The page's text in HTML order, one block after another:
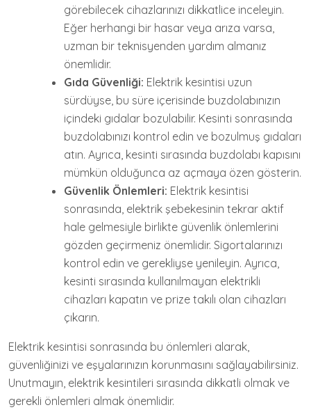
görebilecek cihazlarınızı dikkatlice inceleyin.
Eğer herhangi bir hasar veya arıza varsa,
uzman bir teknisyenden yardım almanız
önemlidir.
Gıda Güvenliği: Elektrik kesintisi uzun
sürdüyse, bu süre içerisinde buzdolabınızın
içindeki gıdalar bozulabilir. Kesinti sonrasında
buzdolabınızı kontrol edin ve bozulmuş gıdaları
atın. Ayrıca, kesinti sırasında buzdolabı kapısını
mümkün olduğunca az açmaya özen gösterin.
Güvenlik Önlemleri: Elektrik kesintisi
sonrasında, elektrik şebekesinin tekrar aktif
hale gelmesiyle birlikte güvenlik önlemlerini
gözden geçirmeniz önemlidir. Sigortalarınızı
kontrol edin ve gerekliyse yenileyin. Ayrıca,
kesinti sırasında kullanılmayan elektrikli
cihazları kapatın ve prize takılı olan cihazları
çıkarın.
Elektrik kesintisi sonrasında bu önlemleri alarak,
güvenliğinizi ve eşyalarınızın korunmasını sağlayabilirsiniz.
Unutmayın, elektrik kesintileri sırasında dikkatli olmak ve
gerekli önlemleri almak önemlidir.